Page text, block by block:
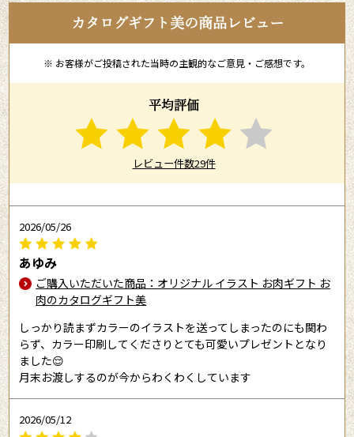
カタログギフト美の商品レビュー
※ お客様がご投稿された当時の主観的なご意見・ご感想です。
平均評価
レビュー件数29件
2026/05/26
あゆみ
ご購入いただいた商品：オリジナル イラスト お肉ギフト お
肉のカタログギフト美
しっかり読まずカラーのイラストを送ってしまったのにも関わ
らず、カラー印刷してくださりとても可愛いプレゼントとなり
ました😌
月末お渡しするのが今からわくわくしています
2026/05/12